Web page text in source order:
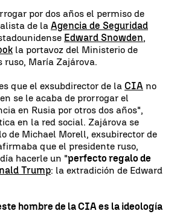
por dos años el permiso de
de la Agencia de Seguridad
Edward Snowden,
la portavoz del Ministerio de
ruso, María Zajárova.
que el exsubdirector de la CIA no
se le acaba de prorrogar el
en Rusia por otros dos años",
en la red social. Zajárova se
de Michael Morell, exsubirector de
que el presidente ruso,
hacerle un "perfecto regalo de
Trump: la extradición de Edward
hombre de la CIA es la ideología